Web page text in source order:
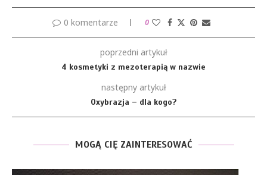
0 komentarze 0
poprzedni artykuł
4 kosmetyki z mezoterapią w nazwie
następny artykuł
Oxybrazja – dla kogo?
MOGĄ CIĘ ZAINTERESOWAĆ